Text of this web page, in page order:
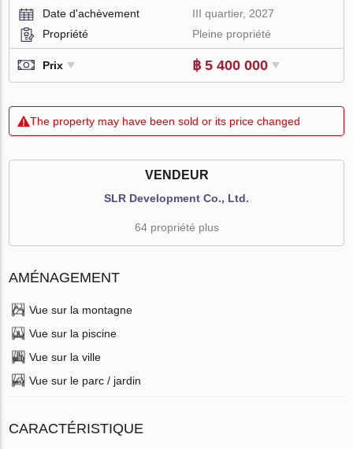
Date d'achèvement
III quartier, 2027
Propriété
Pleine propriété
Prix ฿ 5 400 000
The property may have been sold or its price changed
VENDEUR
SLR Development Co., Ltd.
64 propriété plus
AMÉNAGEMENT
Vue sur la montagne
Vue sur la piscine
Vue sur la ville
Vue sur le parc / jardin
CARACTÉRISTIQUE